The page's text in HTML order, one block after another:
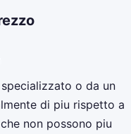
o da un
di piu rispetto a
non possono piu